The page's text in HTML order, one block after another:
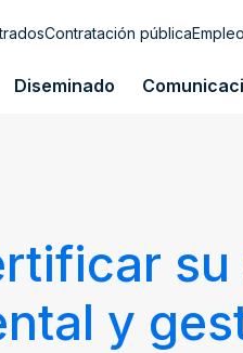
Contratación públicaEmpleo
Diseminado
su
y